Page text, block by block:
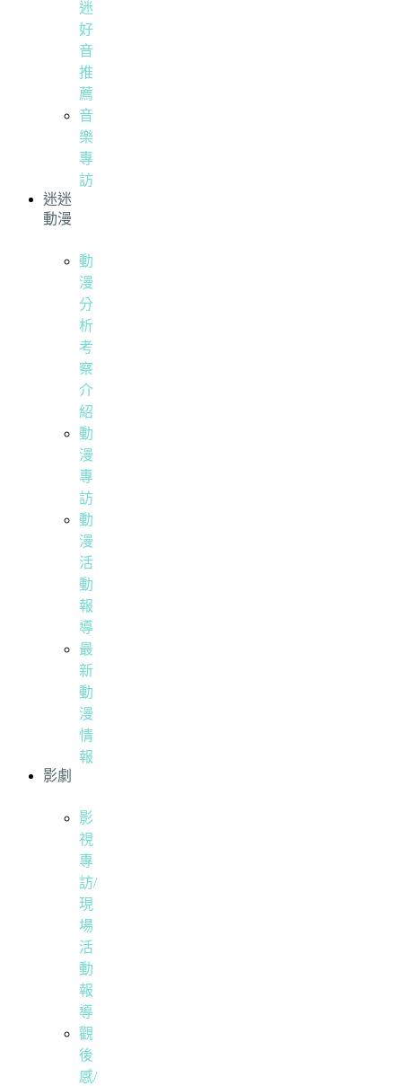
迷
好
音
推
薦
音
樂
專
訪
迷迷
動漫
動
漫
分
析
考
察
介
紹
動
漫
專
訪
動
漫
活
動
報
導
最
新
動
漫
情
報
影劇
影
視
專
訪/
現
場
活
動
報
導
觀
後
感/